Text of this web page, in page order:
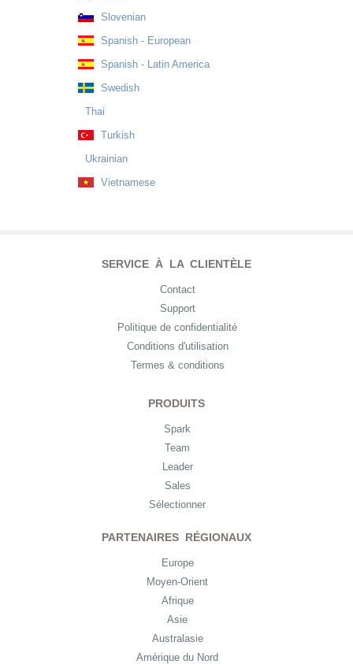
Slovenian
Spanish - European
Spanish - Latin America
Swedish
Thai
Turkish
Ukrainian
Vietnamese
SERVICE À LA CLIENTÈLE
Contact
Support
Politique de confidentialité
Conditions d'utilisation
Termes & conditions
PRODUITS
Spark
Team
Leader
Sales
Sélectionner
PARTENAIRES RÉGIONAUX
Europe
Moyen-Orient
Afrique
Asie
Australasie
Amérique du Nord